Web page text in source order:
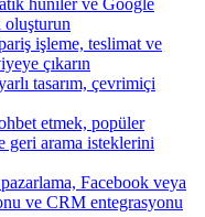
huniler ve Google
oluşturun
işleme, teslimat ve
çıkarın
tasarım, çevrimiçi
etmek, popüler
geri arama isteklerini
Facebook veya
ve CRM entegrasyonu